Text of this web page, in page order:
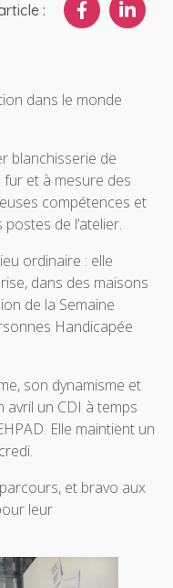
:
dans le monde
blanchisserie de
fur et à mesure des
compétences et
de l’atelier.
ordinaire : elle
dans des maisons
de la Semaine
Handicapée
son dynamisme et
avril un CDI à temps
Elle maintient un
et bravo aux
leur